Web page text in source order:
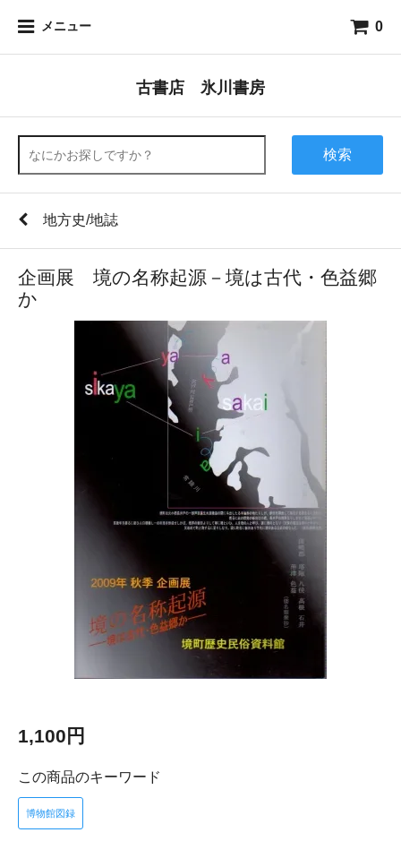
メニュー 0
古書店 氷川書房
検索
地方史/地誌
企画展 境の名称起源－境は古代・色益郷
か
1,100円
この商品のキーワード
博物館図録